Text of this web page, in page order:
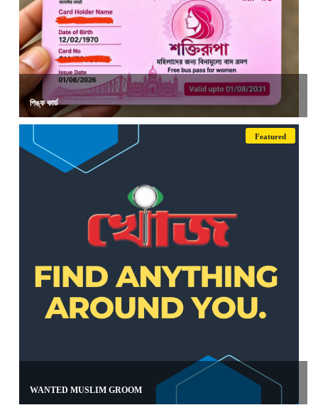
পিঙ্ক কার্ড
Featured
WANTED MUSLIM GROOM